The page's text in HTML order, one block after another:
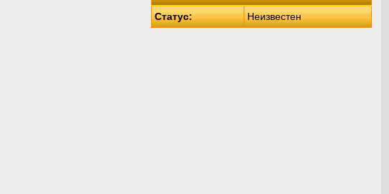
Статус: Неизвестен